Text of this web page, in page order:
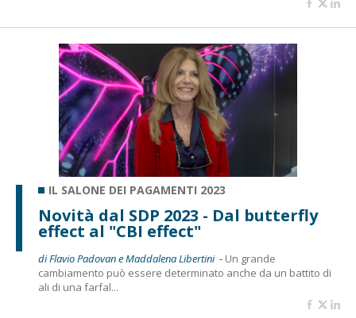
IL SALONE DEI PAGAMENTI 2023
Novità dal SDP 2023 - Dal butterfly
effect al "CBI effect"
di Flavio Padovan e Maddalena Libertini - Un grande
cambiamento può essere determinato anche da un battito di
ali di una farfal...